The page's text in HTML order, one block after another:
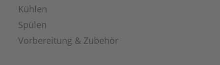
Kühlen
Spülen
Vorbereitung & Zubehör